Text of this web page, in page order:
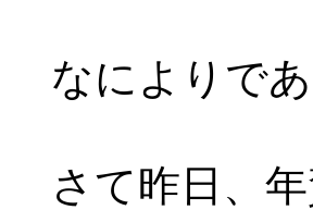
なによりであ
さて昨日、年